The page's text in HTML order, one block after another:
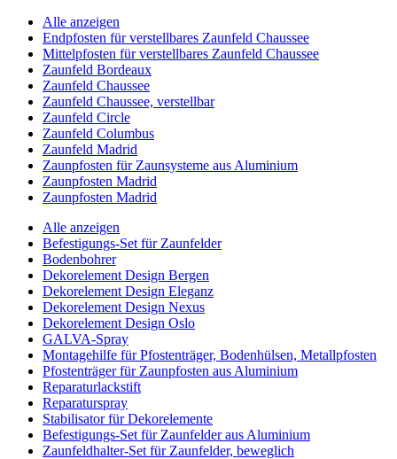
Alle anzeigen
Endpfosten für verstellbares Zaunfeld Chaussee
Mittelpfosten für verstellbares Zaunfeld Chaussee
Zaunfeld Bordeaux
Zaunfeld Chaussee
Zaunfeld Chaussee, verstellbar
Zaunfeld Circle
Zaunfeld Columbus
Zaunfeld Madrid
Zaunpfosten für Zaunsysteme aus Aluminium
Zaunpfosten Madrid
Zaunpfosten Madrid
Alle anzeigen
Befestigungs-Set für Zaunfelder
Bodenbohrer
Dekorelement Design Bergen
Dekorelement Design Eleganz
Dekorelement Design Nexus
Dekorelement Design Oslo
GALVA-Spray
Montagehilfe für Pfostenträger, Bodenhülsen, Metallpfosten
Pfostenträger für Zaunpfosten aus Aluminium
Reparaturlackstift
Reparaturspray
Stabilisator für Dekorelemente
Befestigungs-Set für Zaunfelder aus Aluminium
Zaunfeldhalter-Set für Zaunfelder, beweglich